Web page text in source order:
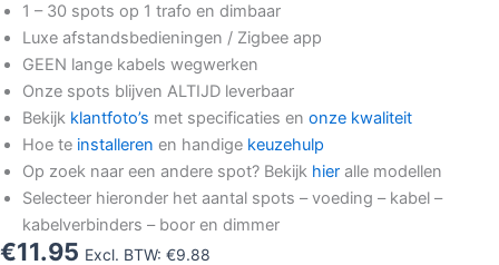
1 – 30 spots op 1 trafo en dimbaar
Luxe afstandsbedieningen / Zigbee app
GEEN lange kabels wegwerken
Onze spots blijven ALTIJD leverbaar
Bekijk klantfoto’s met specificaties en onze kwaliteit
Hoe te installeren en handige keuzehulp
Op zoek naar een andere spot? Bekijk hier alle modellen
Selecteer hieronder het aantal spots – voeding – kabel –
kabelverbinders – boor en dimmer
€11.95 Excl. BTW: €9.88